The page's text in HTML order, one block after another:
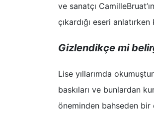
ve sanatçı
çıkardığı eseri
Gizlendikçe mi
Lise yıllarımda
baskıları ve bunlardan
öneminden bahseden bir